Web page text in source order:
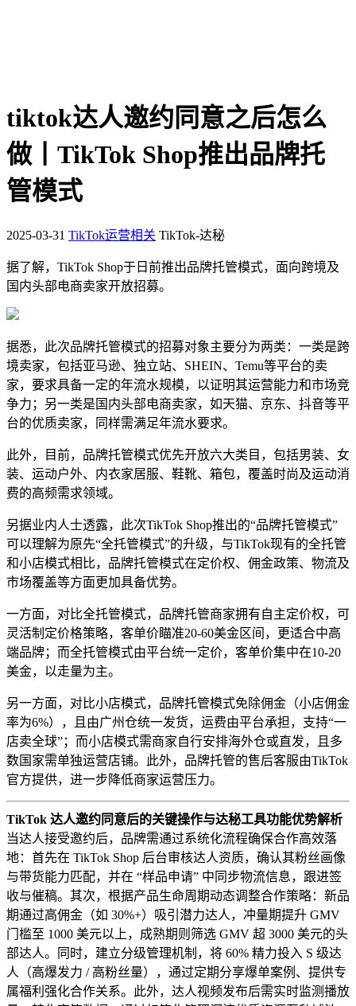
tiktok达人邀约同意之后怎么
做丨TikTok Shop推出品牌托
管模式
2025-03-31 TikTok运营相关 TikTok-达秘
据了解，TikTok Shop于日前推出品牌托管模式，面向跨境及
国内头部电商卖家开放招募。
据悉，此次品牌托管模式的招募对象主要分为两类：一类是跨
境卖家，包括亚马逊、独立站、SHEIN、Temu等平台的卖
家，要求具备一定的年流水规模，以证明其运营能力和市场竞
争力；另一类是国内头部电商卖家，如天猫、京东、抖音等平
台的优质卖家，同样需满足年流水要求。
此外，目前，品牌托管模式优先开放六大类目，包括男装、女
装、运动户外、内衣家居服、鞋靴、箱包，覆盖时尚及运动消
费的高频需求领域。
另据业内人士透露，此次TikTok Shop推出的“品牌托管模式”
可以理解为原先“全托管模式”的升级，与TikTok现有的全托管
和小店模式相比，品牌托管模式在定价权、佣金政策、物流及
市场覆盖等方面更加具备优势。
一方面，对比全托管模式，品牌托管商家拥有自主定价权，可
灵活制定价格策略，客单价瞄准20-60美金区间，更适合中高
端品牌；而全托管模式由平台统一定价，客单价集中在10-20
美金，以走量为主。
另一方面，对比小店模式，品牌托管模式免除佣金（小店佣金
率为6%），且由广州仓统一发货，运费由平台承担，支持“一
店卖全球”；而小店模式需商家自行安排海外仓或直发，且多
数国家需单独运营店铺。此外，品牌托管的售后客服由TikTok
官方提供，进一步降低商家运营压力。
TikTok 达人邀约同意后的关键操作与达秘工具功能优势解析
当达人接受邀约后，品牌需通过系统化流程确保合作高效落
地：首先在 TikTok Shop 后台审核达人资质，确认其粉丝画像
与带货能力匹配，并在 “样品申请” 中同步物流信息，跟进签
收与催稿。其次，根据产品生命周期动态调整合作策略：新品
期通过高佣金（如 30%+）吸引潜力达人，冲量期提升 GMV
门槛至 1000 美元以上，成熟期则筛选 GMV 超 3000 美元的头
部达人。同时，建立分级管理机制，将 60% 精力投入 S 级达
人（高爆发力 / 高粉丝量），通过定期分享爆单案例、提供专
属福利强化合作关系。此外，达人视频发布后需实时监测播放